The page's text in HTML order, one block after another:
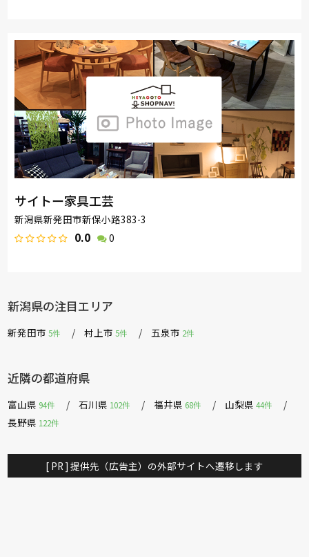
サイトー家具工芸
新潟県新発田市新保小路383-3
0.0 0
新潟県の注目エリア
新発田市5件 村上市5件 五泉市 2件
近隣の都道府県
富山県 94件 石川県 102件 福井県 68件 山梨県44件
長野県 122件
[ PR ] 提供先（広告主）の外部サイトへ遷移します